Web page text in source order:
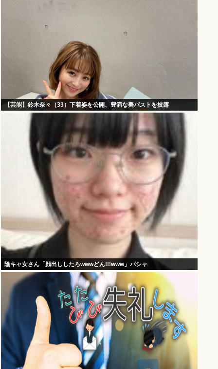
【芸能】鈴木奈々（33）下着姿を公開、豊満な美バストを披露
陰キャ女さん「顔出ししたろwwwどん!!!www」パシャ